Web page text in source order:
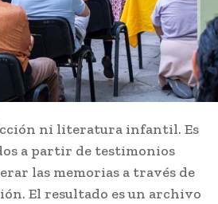
ni literatura infantil. Es
a partir de testimonios
las memorias a través de
El resultado es un archivo